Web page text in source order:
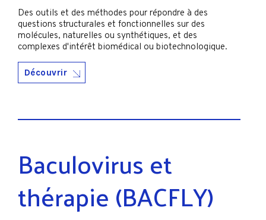
Des outils et des méthodes pour répondre à des
questions structurales et fonctionnelles sur des
molécules, naturelles ou synthétiques, et des
complexes d'intérêt biomédical ou biotechnologique.
Découvrir
Baculovirus et
thérapie (BACFLY)